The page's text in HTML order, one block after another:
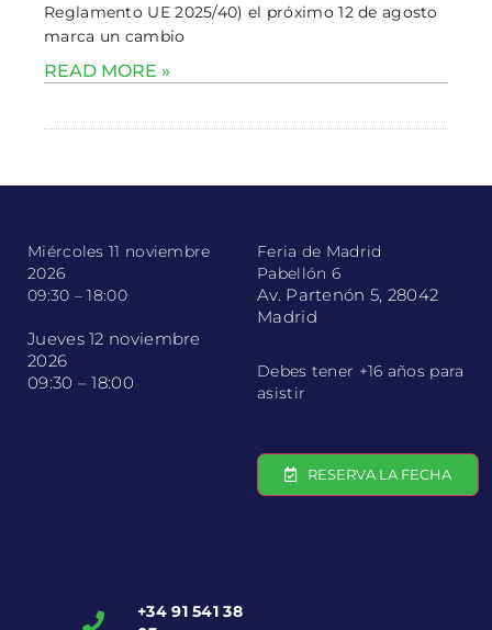
Reglamento UE 2025/40) el próximo 12 de agosto
marca un cambio
READ MORE »
Miércoles 11 noviembre
2026
09:30 – 18:00
Jueves 12 noviembre
2026
09:30 – 18:00
Feria de Madrid
Pabellón 6
Av. Partenón 5, 28042
Madrid
Debes tener +16 años para
asistir
RESERVA LA FECHA
+34 91 541 38